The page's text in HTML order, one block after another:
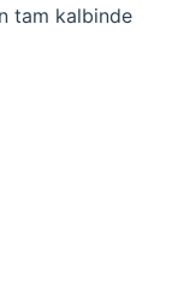
tam kalbinde